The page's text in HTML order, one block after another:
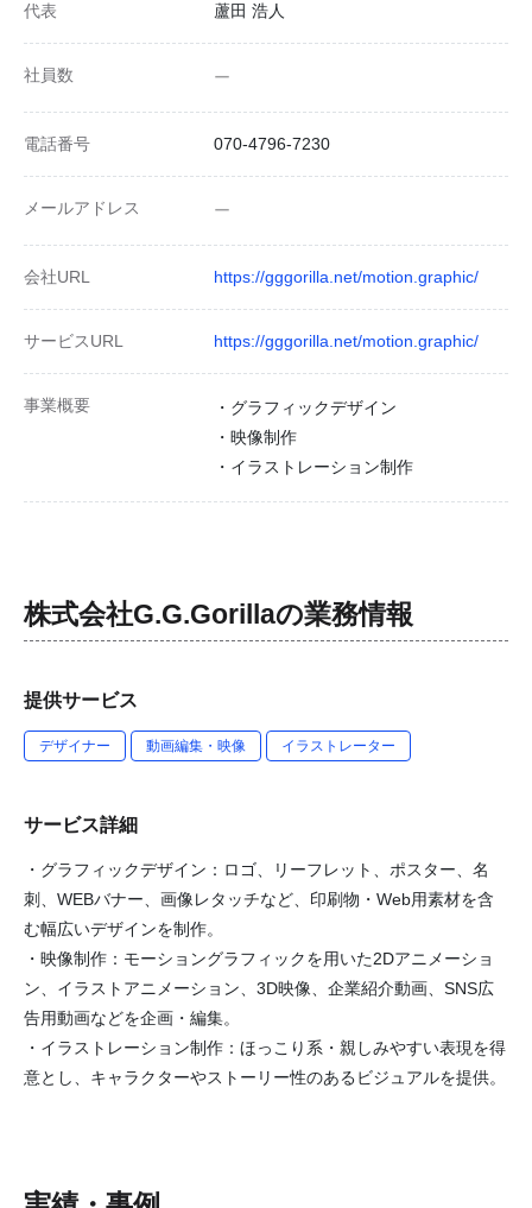
代表 蘆田 浩人
社員数 ー
電話番号 070-4796-7230
メールアドレス ー
会社URL https://gggorilla.net/motion.graphic/
サービスURL https://gggorilla.net/motion.graphic/
事業概要
・グラフィックデザイン
・映像制作
・イラストレーション制作
株式会社G.G.Gorillaの業務情報
提供サービス
デザイナー 動画編集・映像 イラストレーター
サービス詳細
・グラフィックデザイン：ロゴ、リーフレット、ポスター、名
刺、WEBバナー、画像レタッチなど、印刷物・Web用素材を含
む幅広いデザインを制作。
・映像制作：モーショングラフィックを用いた2Dアニメーショ
ン、イラストアニメーション、3D映像、企業紹介動画、SNS広
告用動画などを企画・編集。
・イラストレーション制作：ほっこり系・親しみやすい表現を得
意とし、キャラクターやストーリー性のあるビジュアルを提供。